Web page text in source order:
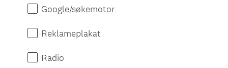
Google/søkemotor
Reklameplakat
Radio